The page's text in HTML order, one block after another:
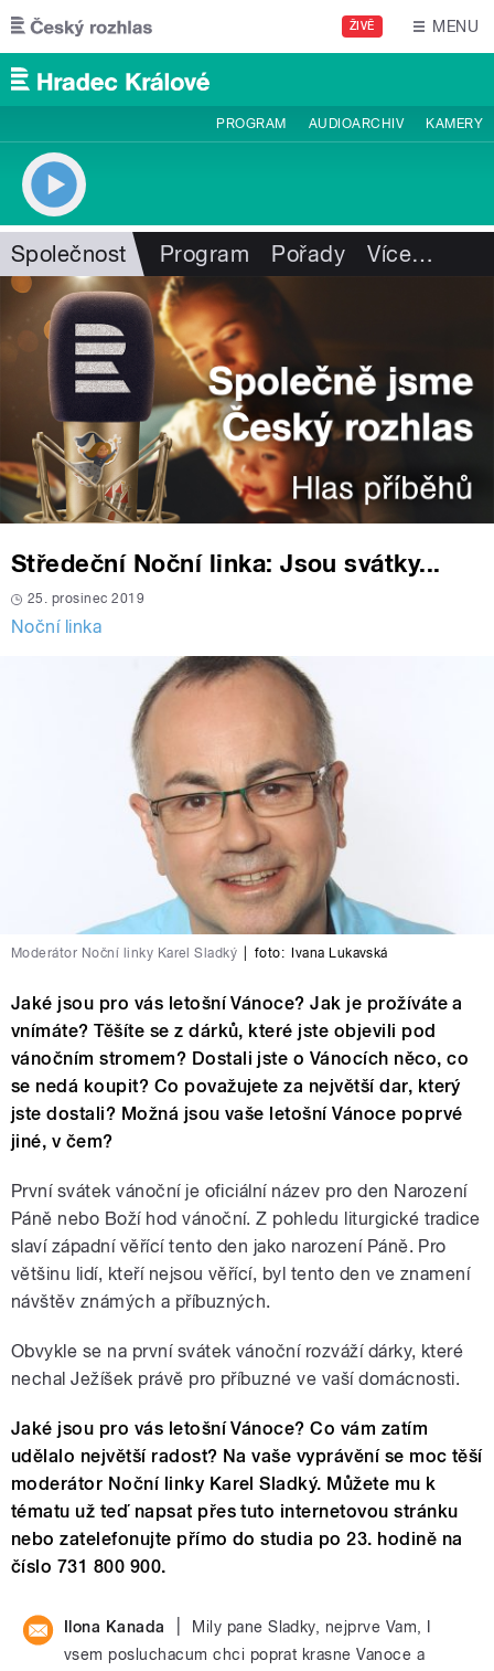
Přejít k hlavnímu obsahu
ŽIVĚ MENU
PROGRAM AUDIOARCHIV KAMERY
Společnost Program Pořady Více…
Středeční Noční linka: Jsou svátky...
25. prosinec 2019
Noční linka
Moderátor Noční linky Karel Sladký foto: Ivana Lukavská
Jaké jsou pro vás letošní Vánoce? Jak je prožíváte a
vnímáte? Těšíte se z dárků, které jste objevili pod
vánočním stromem? Dostali jste o Vánocích něco, co
se nedá koupit? Co považujete za největší dar, který
jste dostali? Možná jsou vaše letošní Vánoce poprvé
jiné, v čem?
První svátek vánoční je oficiální název pro den Narození
Páně nebo Boží hod vánoční. Z pohledu liturgické tradice
slaví západní věřící tento den jako narození Páně. Pro
většinu lidí, kteří nejsou věřící, byl tento den ve znamení
návštěv známých a příbuzných.
Obvykle se na první svátek vánoční rozváží dárky, které
nechal Ježíšek právě pro příbuzné ve vaší domácnosti.
Jaké jsou pro vás letošní Vánoce? Co vám zatím
udělalo největší radost? Na vaše vyprávění se moc těší
moderátor Noční linky Karel Sladký. Můžete mu k
tématu už teď napsat přes tuto internetovou stránku
nebo zatelefonujte přímo do studia po 23. hodině na
číslo 731 800 900.
Ilona Kanada
Mily pane Sladky, nejprve Vam, I
vsem posluchacum chci poprat krasne Vanoce a